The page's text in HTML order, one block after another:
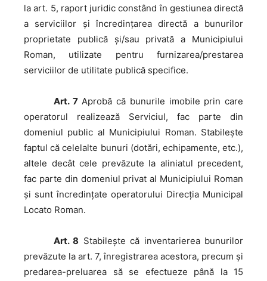
la art. 5, raport juridic constând în gestiunea directă
a serviciilor și încredințarea directă a bunurilor
proprietate publică și/sau privată a Municipiului
Roman, utilizate pentru furnizarea/prestarea
serviciilor de utilitate publică specifice.
Art. 7Aprobă că bunurile imobile prin care
operatorul realizează Serviciul, fac parte din
domeniul public al Municipiului Roman. Stabilește
faptul că celelalte bunuri (dotări, echipamente, etc.),
altele decât cele prevăzute la aliniatul precedent,
fac parte din domeniul privat al Municipiului Roman
și sunt încredințate operatorului Direcția Municipal
Locato Roman.
Art. 8 Stabilește că inventarierea bunurilor
prevăzute la art. 7, înregistrarea acestora, precum și
predarea-preluarea să se efectueze până la 15